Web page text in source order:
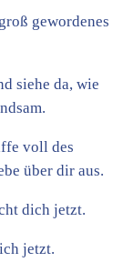
gewordenes
siehe da, wie
voll des
über dir aus.
dich jetzt.
jetzt.